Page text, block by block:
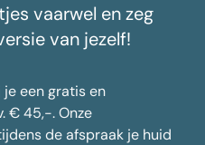
vaarwel en zeg
van jezelf!
een gratis en
€ 45,-. Onze
de afspraak je huid